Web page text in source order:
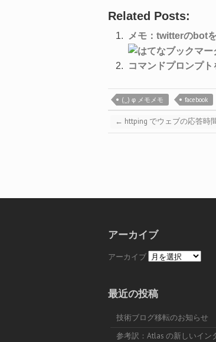
Related Posts:
メモ：twitterのbot
コマンドプロンプ
(._.) φ メモメモ facebook
← httping でウェブの応答時
アーカイブ
アーカイブ
最近の投稿
技術ブログ移転のお知らせ
参考訳：Atlas の新しいイン